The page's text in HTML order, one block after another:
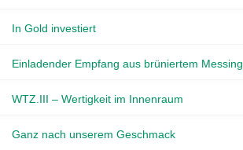
In Gold investiert
Einladender Empfang aus brüniertem Messing
WTZ.III – Wertigkeit im Innenraum
Ganz nach unserem Geschmack